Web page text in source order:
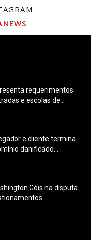
requerimentos
e escolas de...
e cliente termina
danificado...
Góis na disputa